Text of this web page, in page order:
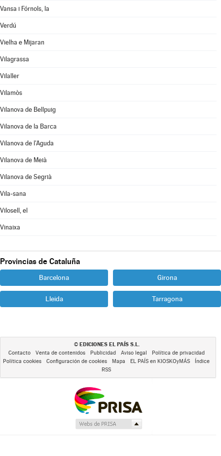
Vansa i Fórnols, la
Verdú
Vielha e Mijaran
Vilagrassa
Vilaller
Vilamòs
Vilanova de Bellpuig
Vilanova de la Barca
Vilanova de l'Aguda
Vilanova de Meià
Vilanova de Segrià
Vila-sana
Vilosell, el
Vinaixa
Provincias de Cataluña
Barcelona Girona
Lleida Tarragona
© EDICIONES EL PAÍS S.L.
Contacto Venta de contenidos Publicidad Aviso legal
Política de privacidad
Política cookies
Configuración de cookies Mapa EL PAÍS en KIOSKOyMÁS
Índice
RSS